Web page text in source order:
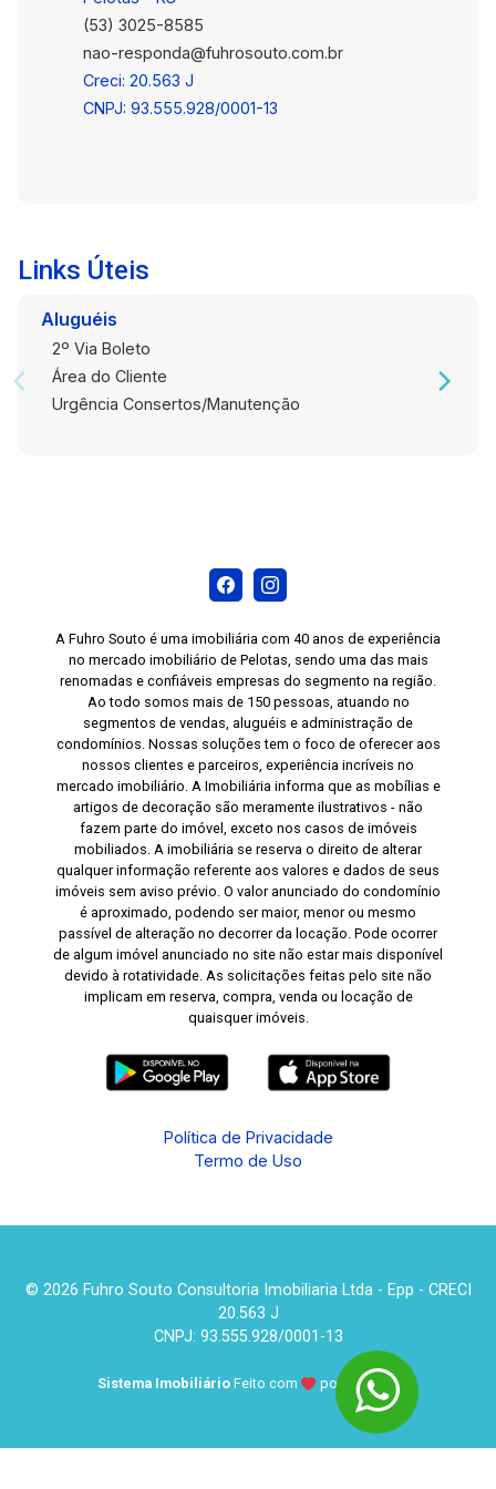
(53) 3025-8585
nao-responda@fuhrosouto.com.br
Creci: 20.563 J
CNPJ: 93.555.928/0001-13
Links Úteis
Aluguéis
2º Via Boleto
Área do Cliente
Urgência Consertos/Manutenção
A Fuhro Souto é uma imobiliária com 40 anos de experiência
no mercado imobiliário de Pelotas, sendo uma das mais
renomadas e confiáveis empresas do segmento na região.
Ao todo somos mais de 150 pessoas, atuando no
segmentos de vendas, aluguéis e administração de
condomínios. Nossas soluções tem o foco de oferecer aos
nossos clientes e parceiros, experiência incríveis no
mercado imobiliário. A Imobiliária informa que as mobílias e
artigos de decoração são meramente ilustrativos - não
fazem parte do imóvel, exceto nos casos de imóveis
mobiliados. A imobiliária se reserva o direito de alterar
qualquer informação referente aos valores e dados de seus
imóveis sem aviso prévio. O valor anunciado do condomínio
é aproximado, podendo ser maior, menor ou mesmo
passível de alteração no decorrer da locação. Pode ocorrer
de algum imóvel anunciado no site não estar mais disponível
devido à rotatividade. As solicitações feitas pelo site não
implicam em reserva, compra, venda ou locação de
quaisquer imóveis.
Política de Privacidade
Termo de Uso
© 2026 Fuhro Souto Consultoria Imobiliaria Ltda - Epp - CRECI
20.563 J
CNPJ: 93.555.928/0001-13
Sistema Imobiliário Feito com por KUROLE